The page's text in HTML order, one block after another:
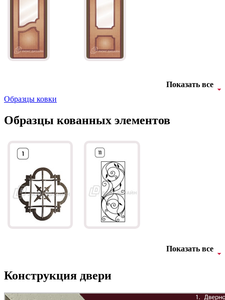
Д-15 60
Показать все
Образцы ковки
Образцы кованных элементов
Показать все
Конструкция двери